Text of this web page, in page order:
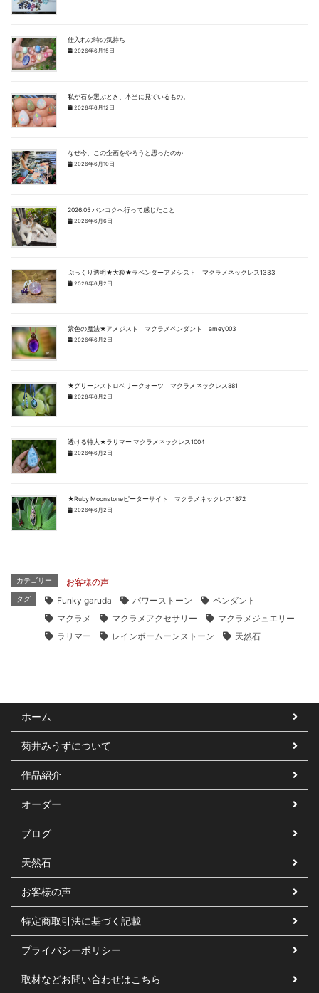
仕入れの時の気持ち
2026年6月15日
私が石を選ぶとき、本当に見ているもの。
2026年6月12日
なぜ今、この企画をやろうと思ったのか
2026年6月10日
2026.05 バンコクへ行って感じたこと
2026年6月6日
ぷっくり透明★大粒★ラベンダーアメシスト マクラメネックレス1333
2026年6月2日
紫色の魔法★アメジスト マクラメペンダント amey003
2026年6月2日
★グリーンストロベリークォーツ マクラメネックレス881
2026年6月2日
透ける特大★ラリマー マクラメネックレス1004
2026年6月2日
★Ruby Moonstoneピーターサイト マクラメネックレス1872
2026年6月2日
カテゴリー お客様の声
タグ Funky garuda パワーストーン
ペンダント
マクラメ
マクラメアクセサリー
マクラメジュエリー
ラリマー
レインボームーンストーン 天然石
ホーム
菊井みうずについて
作品紹介
オーダー
ブログ
天然石
お客様の声
特定商取引法に基づく記載
プライバシーポリシー
取材などお問い合わせはこちら